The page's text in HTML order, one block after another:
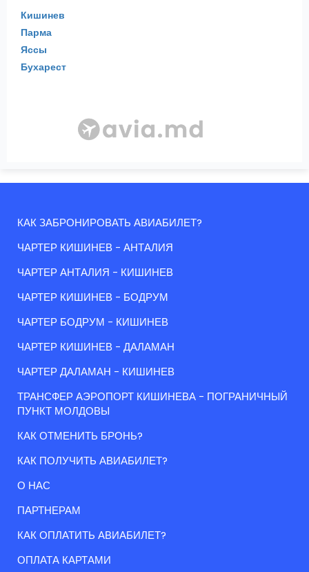
Кишинев
Парма
Яссы
Бухарест
КАК ЗАБРОНИРОВАТЬ АВИАБИЛЕТ?
ЧАРТЕР КИШИНЕВ - АНТАЛИЯ
ЧАРТЕР АНТАЛИЯ - КИШИНЕВ
ЧАРТЕР КИШИНЕВ - БОДРУМ
ЧАРТЕР БОДРУМ - КИШИНЕВ
ЧАРТЕР КИШИНЕВ - ДАЛАМАН
ЧАРТЕР ДАЛАМАН - КИШИНЕВ
ТРАНСФЕР АЭРОПОРТ КИШИНЕВА - ПОГРАНИЧНЫЙ
ПУНКТ МОЛДОВЫ
КАК ОТМЕНИТЬ БРОНЬ?
КАК ПОЛУЧИТЬ АВИАБИЛЕТ?
О НАС
ПАРТНЕРАМ
КАК ОПЛАТИТЬ АВИАБИЛЕТ?
ОПЛАТА КАРТАМИ